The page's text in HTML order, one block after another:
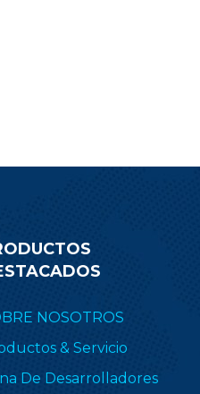
NOSOTROS
& Servicio
De Desarrolladores